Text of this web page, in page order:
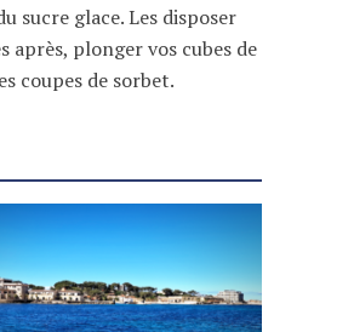
sucre glace. Les disposer
après, plonger vos cubes de
coupes de sorbet.